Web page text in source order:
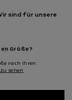
sind für unsere
Größe?
nach Ihren
sehen